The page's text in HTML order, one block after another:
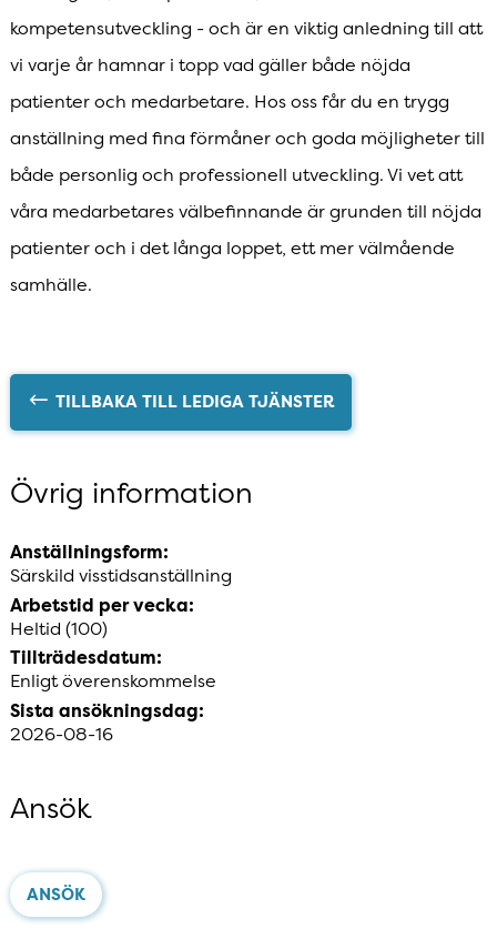
kompetensutveckling - och är en viktig anledning till att
vi varje år hamnar i topp vad gäller både nöjda
patienter och medarbetare. Hos oss får du en trygg
anställning med fina förmåner och goda möjligheter till
både personlig och professionell utveckling. Vi vet att
våra medarbetares välbefinnande är grunden till nöjda
patienter och i det långa loppet, ett mer välmående
samhälle.
TILLBAKA TILL LEDIGA TJÄNSTER
Övrig information
Anställningsform:
Särskild visstidsanställning
Arbetstid per vecka:
Heltid (100)
Tillträdesdatum:
Enligt överenskommelse
Sista ansökningsdag:
2026-08-16
Ansök
ANSÖK